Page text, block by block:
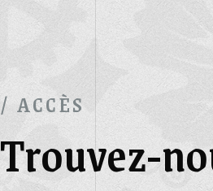
/ ACCÈS
Trouvez-